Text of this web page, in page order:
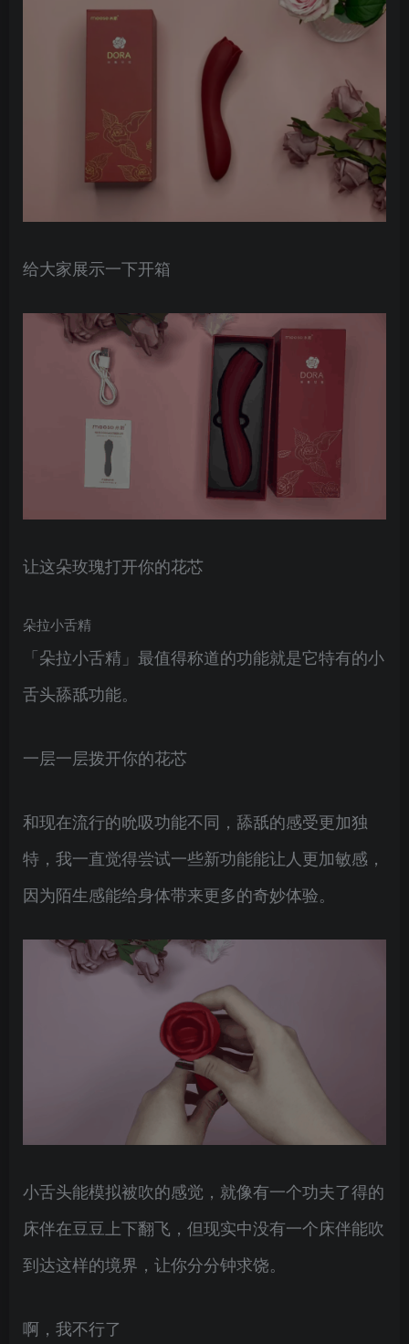
给大家展示一下开箱
让这朵玫瑰打开你的花芯
朵拉小舌精
「朵拉小舌精」最值得称道的功能就是它特有的小
舌头舔舐功能。
一层一层拨开你的花芯
和现在流行的吮吸功能不同，舔舐的感受更加独
特，我一直觉得尝试一些新功能能让人更加敏感，
因为陌生感能给身体带来更多的奇妙体验。
小舌头能模拟被吹的感觉，就像有一个功夫了得的
床伴在豆豆上下翻飞，但现实中没有一个床伴能吹
到达这样的境界，让你分分钟求饶。
啊，我不行了